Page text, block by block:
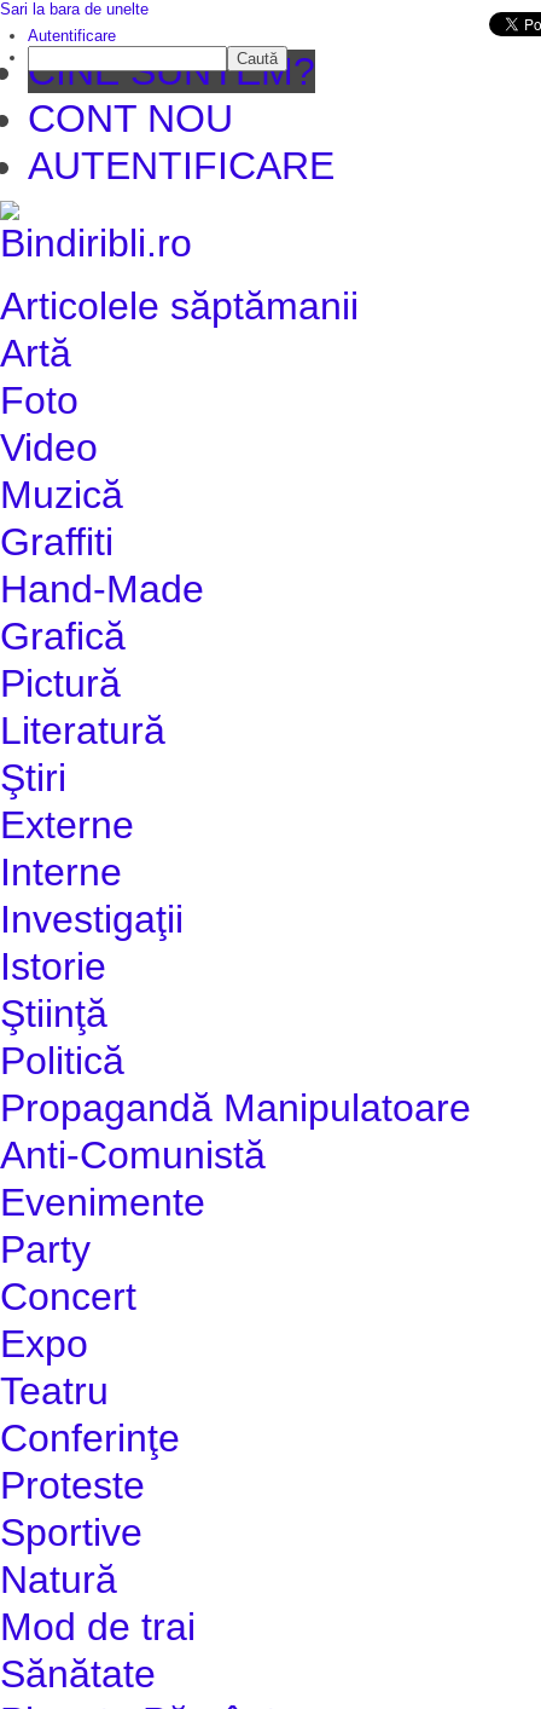
CINE SUNTEM?
CONT NOU
AUTENTIFICARE
Articolele săptămanii
Artă
Foto
Video
Muzică
Graffiti
Hand-Made
Grafică
Pictură
Literatură
Ştiri
Externe
Interne
Investigaţii
Istorie
Ştiinţă
Politică
Propagandă Manipulatoare
Anti-Comunistă
Evenimente
Party
Concert
Expo
Teatru
Conferinţe
Proteste
Sportive
Natură
Mod de trai
Sănătate
Sari la bara de unelte
Autentificare
Caută